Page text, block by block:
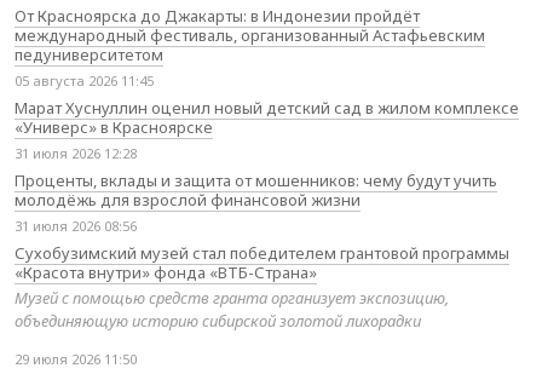
От Красноярска до Джакарты: в Индонезии пройдёт
международный фестиваль, организованный Астафьевским
педуниверситетом
05 августа 2026 11:45
Марат Хуснуллин оценил новый детский сад в жилом комплексе
«Универс» в Красноярске
31 июля 2026 12:28
Проценты, вклады и защита от мошенников: чему будут учить
молодёжь для взрослой финансовой жизни
31 июля 2026 08:56
Сухобузимский музей стал победителем грантовой программы
«Красота внутри» фонда «ВТБ-Страна»
Музей с помощью средств гранта организует экспозицию,
объединяющую историю сибирской золотой лихорадки
29 июля 2026 11:50